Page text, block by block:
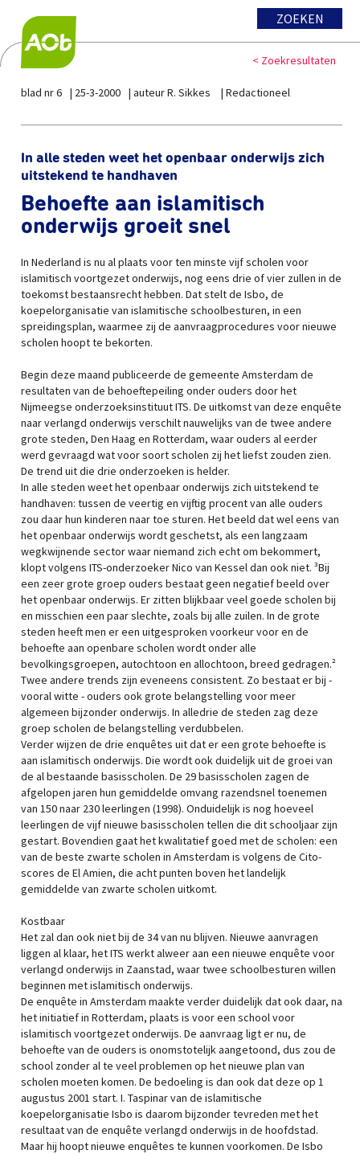
ZOEKEN
< Zoekresultaten
blad nr 6 25-3-2000 auteur R. Sikkes Redactioneel
In alle steden weet het openbaar onderwijs zich
uitstekend te handhaven
Behoefte aan islamitisch
onderwijs groeit snel
In Nederland is nu al plaats voor ten minste vijf scholen voor
islamitisch voortgezet onderwijs, nog eens drie of vier zullen in de
toekomst bestaansrecht hebben. Dat stelt de Isbo, de
koepelorganisatie van islamitische schoolbesturen, in een
spreidingsplan, waarmee zij de aanvraagprocedures voor nieuwe
scholen hoopt te bekorten.
Begin deze maand publiceerde de gemeente Amsterdam de
resultaten van de behoeftepeiling onder ouders door het
Nijmeegse onderzoeksinstituut ITS. De uitkomst van deze enquête
naar verlangd onderwijs verschilt nauwelijks van de twee andere
grote steden, Den Haag en Rotterdam, waar ouders al eerder
werd gevraagd wat voor soort scholen zij het liefst zouden zien.
De trend uit die drie onderzoeken is helder.
In alle steden weet het openbaar onderwijs zich uitstekend te
handhaven: tussen de veertig en vijftig procent van alle ouders
zou daar hun kinderen naar toe sturen. Het beeld dat wel eens van
het openbaar onderwijs wordt geschetst, als een langzaam
wegkwijnende sector waar niemand zich echt om bekommert,
klopt volgens ITS-onderzoeker Nico van Kessel dan ook niet. ³Bij
een zeer grote groep ouders bestaat geen negatief beeld over
het openbaar onderwijs. Er zitten blijkbaar veel goede scholen bij
en misschien een paar slechte, zoals bij alle zuilen. In de grote
steden heeft men er een uitgesproken voorkeur voor en de
behoefte aan openbare scholen wordt onder alle
bevolkingsgroepen, autochtoon en allochtoon, breed gedragen.²
Twee andere trends zijn eveneens consistent. Zo bestaat er bij -
vooral witte - ouders ook grote belangstelling voor meer
algemeen bijzonder onderwijs. In alledrie de steden zag deze
groep scholen de belangstelling verdubbelen.
Verder wijzen de drie enquêtes uit dat er een grote behoefte is
aan islamitisch onderwijs. Die wordt ook duidelijk uit de groei van
de al bestaande basisscholen. De 29 basisscholen zagen de
afgelopen jaren hun gemiddelde omvang razendsnel toenemen
van 150 naar 230 leerlingen (1998). Onduidelijk is nog hoeveel
leerlingen de vijf nieuwe basisscholen tellen die dit schooljaar zijn
gestart. Bovendien gaat het kwalitatief goed met de scholen: een
van de beste zwarte scholen in Amsterdam is volgens de Cito-
scores de El Amien, die acht punten boven het landelijk
gemiddelde van zwarte scholen uitkomt.
Kostbaar
Het zal dan ook niet bij de 34 van nu blijven. Nieuwe aanvragen
liggen al klaar, het ITS werkt alweer aan een nieuwe enquête voor
verlangd onderwijs in Zaanstad, waar twee schoolbesturen willen
beginnen met islamitisch onderwijs.
De enquête in Amsterdam maakte verder duidelijk dat ook daar, na
het initiatief in Rotterdam, plaats is voor een school voor
islamitisch voortgezet onderwijs. De aanvraag ligt er nu, de
behoefte van de ouders is onomstotelijk aangetoond, dus zou de
school zonder al te veel problemen op het nieuwe plan van
scholen moeten komen. De bedoeling is dan ook dat deze op 1
augustus 2001 start. I. Taspinar van de islamitische
koepelorganisatie Isbo is daarom bijzonder tevreden met het
resultaat van de enquête verlangd onderwijs in de hoofdstad.
Maar hij hoopt nieuwe enquêtes te kunnen voorkomen. De Isbo